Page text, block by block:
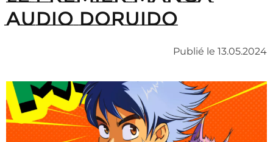
audio Doruido
Publié le 13.05.2024